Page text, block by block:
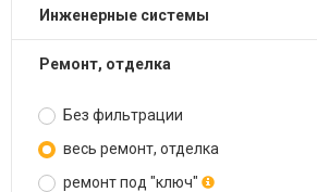
инженерные системы
ремонт, отделка
Без фильтрации
весь ремонт, отделка
ремонт под "ключ"